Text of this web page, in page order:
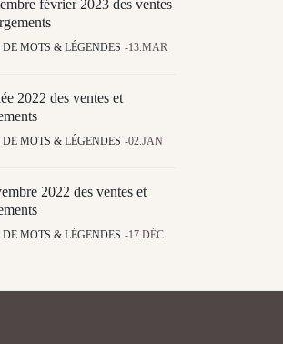
février 2023 des ventes
MOTS & LÉGENDES 13.MAR
2022 des ventes et
MOTS & LÉGENDES 02.JAN
2022 des ventes et
MOTS & LÉGENDES 17.DÉC